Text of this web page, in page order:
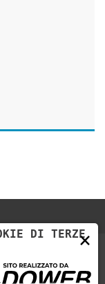
×
DI TERZE